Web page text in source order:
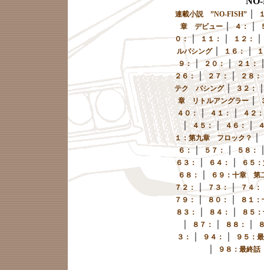
連載小説 ”NO-FISH”
章 デビュー ｜４：｜
０：｜ １１： １２：
ルバシング｜ １６：｜
９：｜２０：｜２１：
２６：｜ ２７：｜ ２８：
テク バシング｜３２：
章 リトルアングラー｜
４０：｜４１：｜４２：
｜４５：｜４６：｜
１：第九章 フロック？｜
６：｜ ５７： ｜５８：
６３： ｜ ６４：
６５
６８：
６９：十章 第
７２：
｜７３：｜７４：
７９： ｜８０：
８１
８３：
８４： ８５
８７： ８８：
３：
９４： ９５：
９８：最終話